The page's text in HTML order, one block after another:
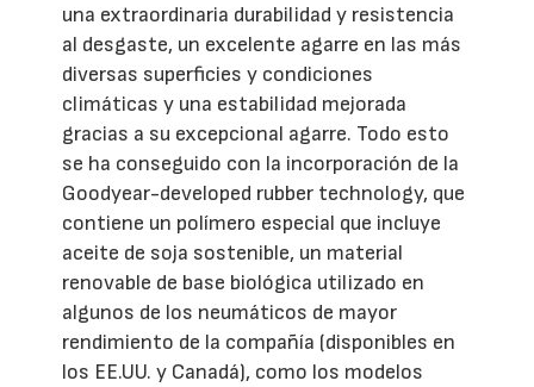
una extraordinaria durabilidad y resistencia
al desgaste, un excelente agarre en las más
diversas superficies y condiciones
climáticas y una estabilidad mejorada
gracias a su excepcional agarre. Todo esto
se ha conseguido con la incorporación de la
Goodyear-developed rubber technology, que
contiene un polímero especial que incluye
aceite de soja sostenible, un material
renovable de base biológica utilizado en
algunos de los neumáticos de mayor
rendimiento de la compañía (disponibles en
los EE.UU. y Canadá), como los modelos